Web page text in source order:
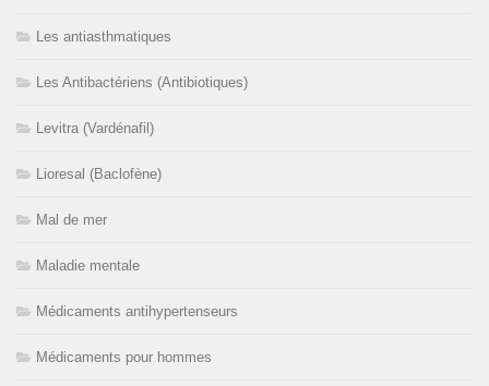
Les antiasthmatiques
Les Antibactériens (Antibiotiques)
Levitra (Vardénafil)
Lioresal (Baclofène)
Mal de mer
Maladie mentale
Médicaments antihypertenseurs
Médicaments pour hommes